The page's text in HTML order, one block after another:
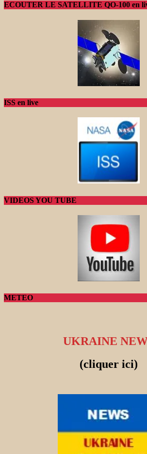
ECOUTER LE SATELLITE QO-100 en
ISS en live
VIDEOS YOU TUBE
METEO
UKRAINE
(cliquer ici)